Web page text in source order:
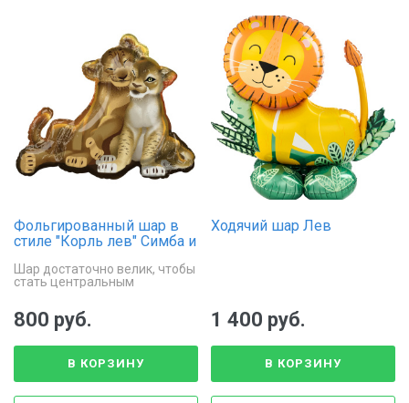
Фольгированный шар в
стиле "Корль лев" Симба и
Шар достаточно велик, чтобы
стать центральным
800 руб.
В КОРЗИНУ
Ходячий шар Лев
1 400 руб.
В КОРЗИНУ